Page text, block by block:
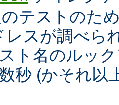
テストのた
レスが調べら
ト名のルッ
秒 (かそれ以